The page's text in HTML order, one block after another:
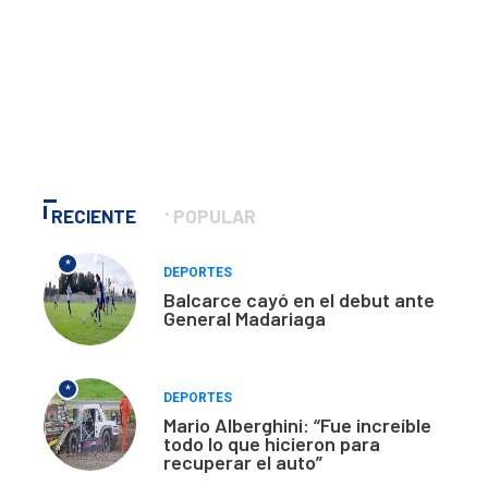
RECIENTE POPULAR
*
DEPORTES
Balcarce cayó en el debut ante
General Madariaga
*
DEPORTES
Mario Alberghini: “Fue increíble
todo lo que hicieron para
recuperar el auto”